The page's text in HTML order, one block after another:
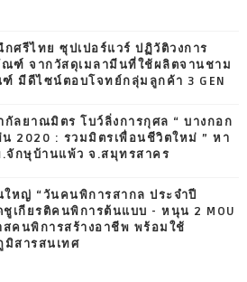
กศรีไทย ซุปเปอร์แวร์ ปฏิวัติวงการ
ณฑ์ จากวัสดุเมลามีนที่ใช้ผลิตจานชาม
มีดีไซน์ตอบโจทย์กลุ่มลูกค้า 3 GEN
ลยาณมิตร โบว์ลิ่งการกุศล “ บางกอก
น 2020 : รวมมิตรเพื่อนชีวิตใหม่ ” หา
จักษุบ้านแพ้ว จ.สมุทรสาคร
ใหญ่ “วันคนพิการสากล ประจำปี
ชูเกียรติคนพิการต้นแบบ - หนุน 2 MOU
สคนพิการสร้างอาชีพ พร้อมใช้
มิสารสนเทศ